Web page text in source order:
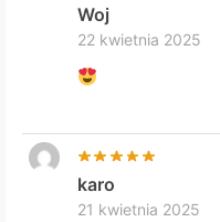
Woj
22 kwietnia 2025
karo
21 kwietnia 2025